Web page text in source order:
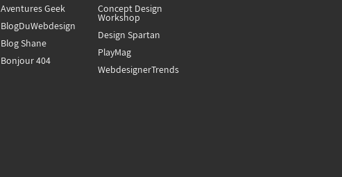
Aventures Geek
BlogDuWebdesign
Blog Shane
Bonjour 404
Concept Design
Workshop
Design Spartan
PlayMag
WebdesignerTrends